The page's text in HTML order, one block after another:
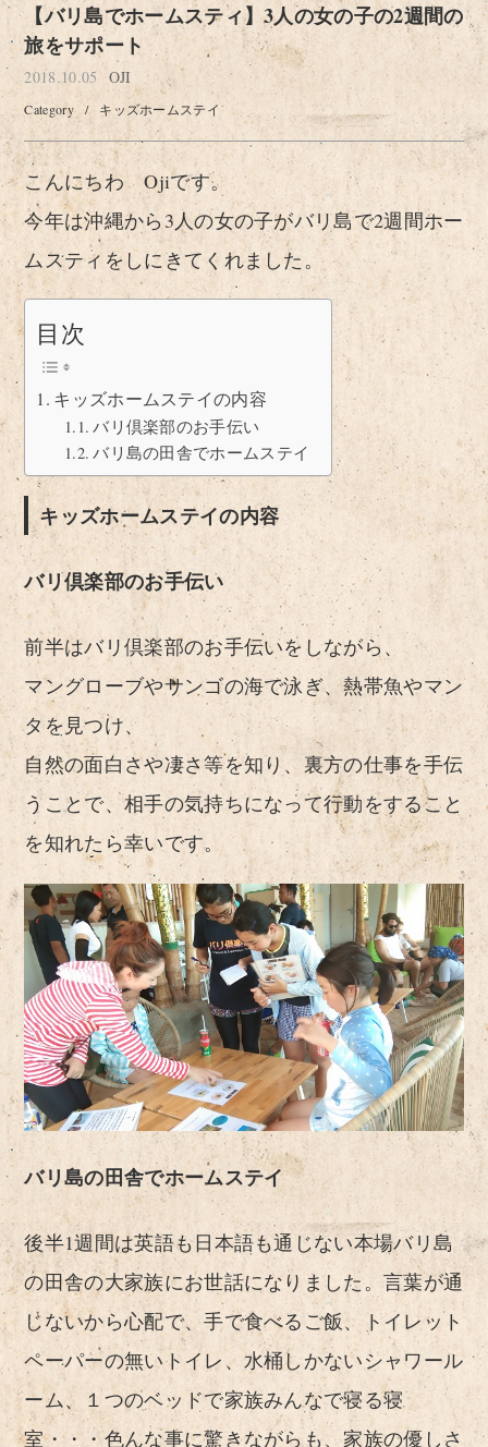
【バリ島でホームスティ】3人の女の子の2週間の
旅をサポート
2018.10.05 OJI
Category / キッズホームステイ
こんにちわ Ojiです。
今年は沖縄から3人の女の子がバリ島で2週間ホー
ムスティをしにきてくれました。
目次
キッズホームステイの内容
バリ倶楽部のお手伝い
バリ島の田舎でホームステイ
キッズホームステイの内容
バリ倶楽部のお手伝い
前半はバリ倶楽部のお手伝いをしながら、
マングローブやサンゴの海で泳ぎ、熱帯魚やマン
タを見つけ、
自然の面白さや凄さ等を知り、裏方の仕事を手伝
うことで、相手の気持ちになって行動をすること
を知れたら幸いです。
バリ島の田舎でホームステイ
後半1週間は英語も日本語も通じない本場バリ島
の田舎の大家族にお世話になりました。言葉が通
じないから心配で、手で食べるご飯、トイレット
ペーパーの無いトイレ、水桶しかないシャワール
ーム、１つのベッドで家族みんなで寝る寝
室・・・色んな事に驚きながらも、家族の優しさ